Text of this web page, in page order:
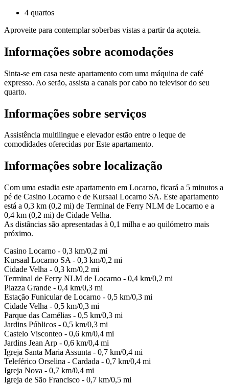
4 quartos
Aproveite para contemplar soberbas vistas a partir da açoteia.
Informações sobre acomodações
Sinta-se em casa neste apartamento com uma máquina de café
expresso. Ao serão, assista a canais por cabo no televisor do seu
quarto.
Informações sobre serviços
Assistência multilingue e elevador estão entre o leque de
comodidades oferecidas por Este apartamento.
Informações sobre localização
Com uma estadia este apartamento em Locarno, ficará a 5 minutos a
pé de Casino Locarno e de Kursaal Locarno SA. Este apartamento
está a 0,3 km (0,2 mi) de Terminal de Ferry NLM de Locarno e a
0,4 km (0,2 mi) de Cidade Velha.
As distâncias são apresentadas à 0,1 milha e ao quilómetro mais
próximo.
Casino Locarno - 0,3 km/0,2 mi
Kursaal Locarno SA - 0,3 km/0,2 mi
Cidade Velha - 0,3 km/0,2 mi
Terminal de Ferry NLM de Locarno - 0,4 km/0,2 mi
Piazza Grande - 0,4 km/0,3 mi
Estação Funicular de Locarno - 0,5 km/0,3 mi
Cidade Velha - 0,5 km/0,3 mi
Parque das Camélias - 0,5 km/0,3 mi
Jardins Públicos - 0,5 km/0,3 mi
Castelo Visconteo - 0,6 km/0,4 mi
Jardins Jean Arp - 0,6 km/0,4 mi
Igreja Santa Maria Assunta - 0,7 km/0,4 mi
Teleférico Orselina - Cardada - 0,7 km/0,4 mi
Igreja Nova - 0,7 km/0,4 mi
Igreja de São Francisco - 0,7 km/0,5 mi